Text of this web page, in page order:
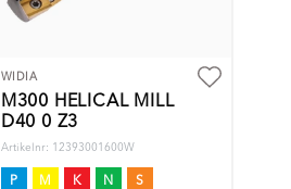
WIDIA
M300 HELICAL MILL
D40 0 Z3
Artikelnr: 12393001600W
P M K N S